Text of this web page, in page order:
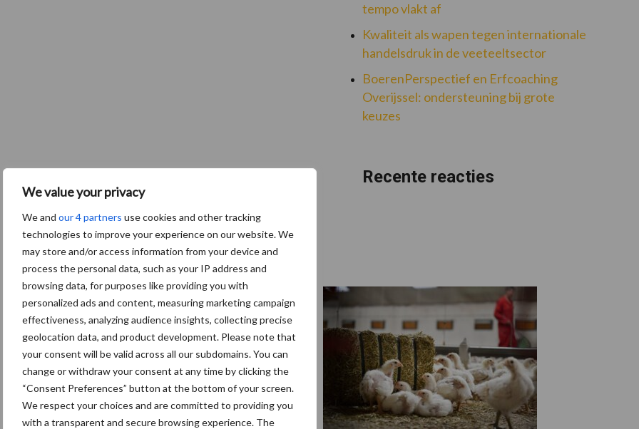
We value your privacy
We and our 4 partners use cookies and other tracking
technologies to improve your experience on our website. We
may store and/or access information from your device and
process the personal data, such as your IP address and
browsing data, for purposes like providing you with
personalized ads and content, measuring marketing campaign
effectiveness, analyzing audience insights, collecting precise
geolocation data, and product development. Please note that
your consent will be valid across all our subdomains. You can
change or withdraw your consent at any time by clicking the
“Consent Preferences” button at the bottom of your screen.
We respect your choices and are committed to providing you
with a transparent and secure browsing experience. The
tempo vlakt af
Kwaliteit als wapen tegen internationale
handelsdruk in de veeteeltsector
BoerenPerspectief en Erfcoaching
Overijssel: ondersteuning bij grote
keuzes
Recente reacties